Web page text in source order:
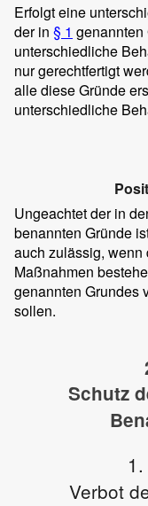
Erfolgt eine
der in § 1 genannten
unterschiedliche
nur gerechtfertigt
alle diese Gründe
unterschiedliche
Ungeachtet der in
benannten Gründe
auch zulässig,
Maßnahmen
genannten Grundes
sollen.
Schutz
Verbot